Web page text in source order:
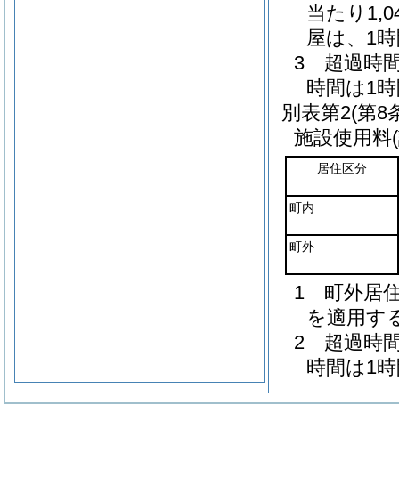
当たり
屋は、1
3 超過時
時間は1
別表第2(第8
施設使用料
居住区分
町内
町外
1 町外居
を適用す
2 超過時
時間は1